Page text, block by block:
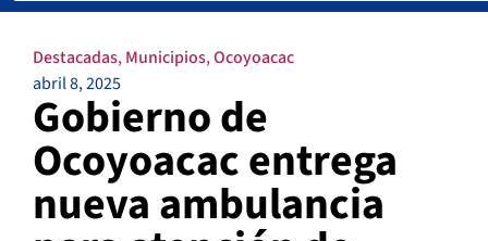
Destacadas,Municipios,Ocoyoacac
abril 8, 2025
Gobierno de
Ocoyoacac entrega
nueva ambulancia